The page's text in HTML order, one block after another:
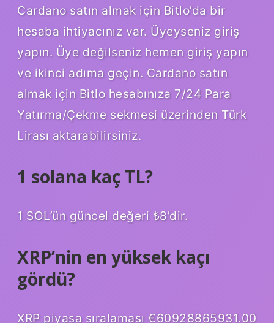
Cardano satın almak için Bitlo’da bir
hesaba ihtiyacınız var. Üyeyseniz giriş
yapın. Üye değilseniz hemen giriş yapın
ve ikinci adıma geçin. Cardano satın
almak için Bitlo hesabınıza 7/24 Para
Yatırma/Çekme sekmesi üzerinden Türk
Lirası aktarabilirsiniz.
1 solana kaç TL?
1 SOL’ün güncel değeri ₺8’dir.
XRP’nin en yüksek kaçı
gördü?
XRP piyasa sıralaması €60928865931.00